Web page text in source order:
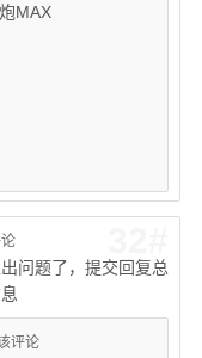
MAX
问题了，提交回复总
评论